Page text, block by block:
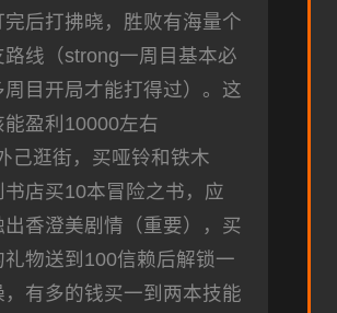
完后打拂晓，胜败有海量个
路线（strong一周目基本必
周目开局才能打得过）。这
能盈利10000左右
己逛街，买哑铃和铁木
书店买10本冒险之书，应
出香澄美剧情（重要），买
礼物送到100信赖后解锁一
，有多的钱买一到两本技能